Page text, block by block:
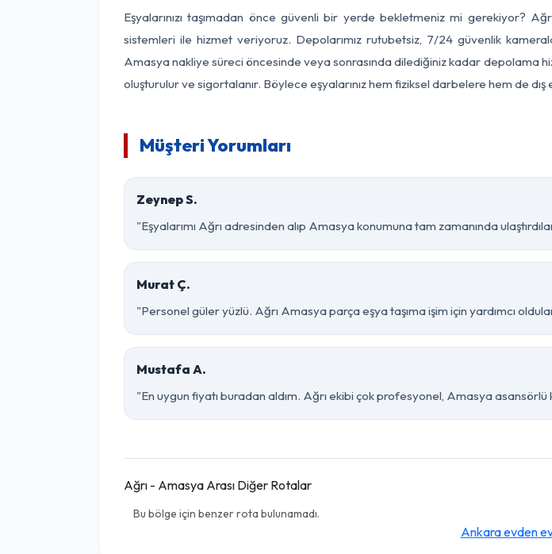
Eşyalarınızı taşımadan önce güvenli bir yerde bekletmeniz mi gerekiyor?
sistemleri ile hizmet veriyoruz. Depolarımız rutubetsiz, 7/24 güvenlik
Amasya nakliye süreci öncesinde veya sonrasında dilediğiniz kadar depolama
oluşturulur ve sigortalanır. Böylece eşyalarınız hem fiziksel darbelere hem de dış
Müşteri Yorumları
Zeynep S.
"Eşyalarımı Ağrı adresinden alıp Amasya konumuna tam zamanında
Murat Ç.
"Personel güler yüzlü. Ağrı Amasya parça eşya taşıma işim için yardımcı
Mustafa A.
"En uygun fiyatı buradan aldım. Ağrı ekibi çok profesyonel, Amasya asansörlü
Ağrı - Amasya Arası Diğer Rotalar
Bu bölge için benzer rota bulunamadı.
Ankara evden